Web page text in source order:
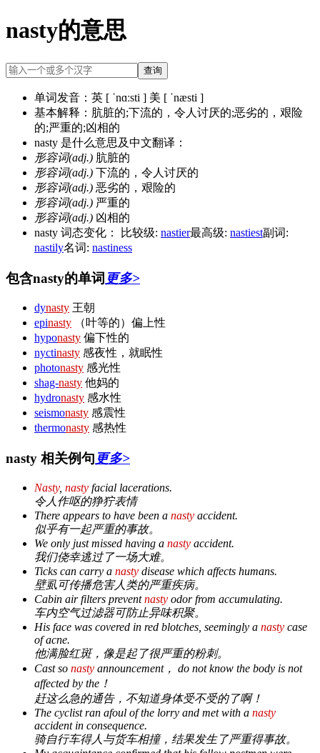
nasty的意思
查询
单词发音： 英 [ ˈnɑːsti ] 美 [ ˈnæsti ]
基本解释： 肮脏的;下流的，令人讨厌的;恶劣的，艰险
的;严重的;凶相的
nasty 是什么意思及中文翻译：
形容词(adj.) 肮脏的
形容词(adj.) 下流的，令人讨厌的
形容词(adj.) 恶劣的，艰险的
形容词(adj.) 严重的
形容词(adj.) 凶相的
nasty 词态变化：
比较级: nastier最高级: nastiest副词:
nastily名词: nastiness
包含nasty的单词 更多>
dynasty 王朝
epinasty （叶等的）偏上性
hyponasty 偏下性的
nyctinasty 感夜性，就眠性
photonasty 感光性
shag-nasty 他妈的
hydronasty 感水性
seismonasty 感震性
thermonasty 感热性
nasty 相关例句 更多>
Nasty, nasty facial lacerations.
令人作呕的狰狞表情
There appears to have been a nasty accident.
似乎有一起严重的事故。
We only just missed having a nasty accident.
我们侥幸逃过了一场大难。
Ticks can carry a nasty disease which affects humans.
壁虱可传播危害人类的严重疾病。
Cabin air filters preventnasty odor from accumulating.
车内空气过滤器可防止异味积聚。
His face was covered in red blotches, seemingly a nasty case
of acne.
他满脸红斑，像是起了很严重的粉刺。
Cast so nasty announcement， do not know the body is not
affected by the！
赶这么急的通告，不知道身体受不受的了啊！
The cyclist ran afoul of the lorry and met with a nasty
accident in consequence.
骑自行车得人与货车相撞，结果发生了严重得事故。